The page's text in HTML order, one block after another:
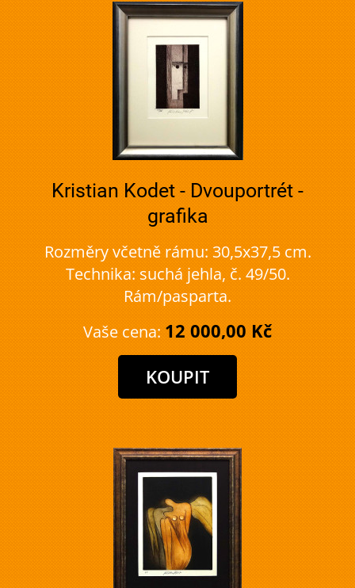
Kristian Kodet - Dvouportrét -
grafika
Rozměry včetně rámu: 30,5x37,5 cm.
Technika: suchá jehla, č. 49/50.
Rám/pasparta.
Vaše cena: 12 000,00 Kč